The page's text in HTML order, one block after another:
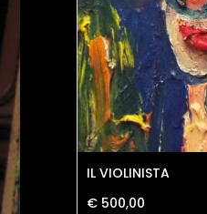
IL VIOLINISTA
€ 500,00